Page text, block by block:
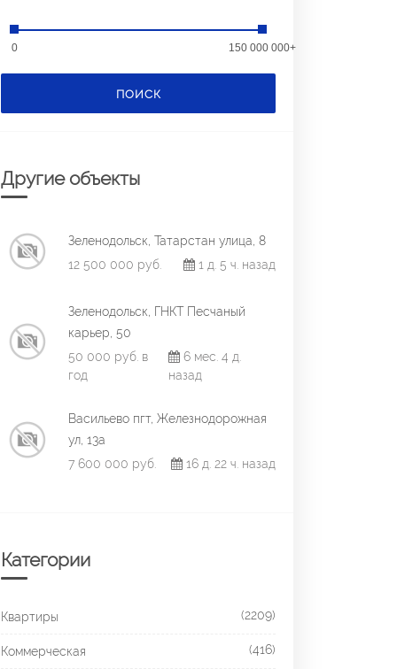
0 150 000 000+
ПОИСК
Другие объекты
Зеленодольск, Татарстан улица, 8
12 500 000 руб.
1 д. 5 ч. назад
Зеленодольск, ГНКТ Песчаный
карьер, 50
50 000 руб. в
год
6 мес. 4 д.
назад
Васильево пгт, Железнодорожная
ул, 13а
7 600 000 руб.
16 д. 22 ч. назад
Категории
Квартиры (2209)
Коммерческая (416)